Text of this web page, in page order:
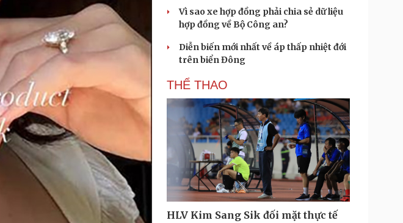
Vì sao xe hợp đồng phải chia sẻ dữ liệu
hợp đồng về Bộ Công an?
Diễn biến mới nhất về áp thấp nhiệt đới
trên biển Đông
THỂ THAO
HLV Kim Sang Sik đối mặt thực tế